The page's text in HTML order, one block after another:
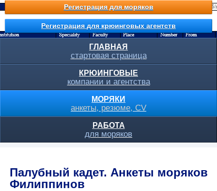
Регистрация для моряков
Регистрация для крюинговых агентств
ГЛАВНАЯ
стартовая страница
КРЮИНГОВЫЕ
компании и агентства
МОРЯКИ
анкеты, резюме, CV
РАБОТА
для моряков
Палубный кадет. Анкеты моряков
Филиппинов